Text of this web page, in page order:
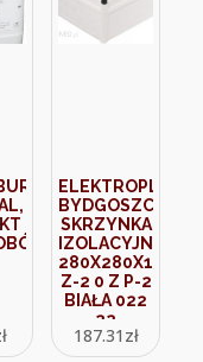
ELEKTROPLAST
BYDGOSZCZ
SKRZYNKA
IZOLACYJNA
280X280X151MM
Z-2 0 Z P-2
BIAŁA 022
22
187.31 zł